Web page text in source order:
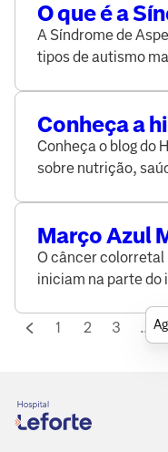
pediatra para o
infantil.
O que é a
Asperger?
A Síndrome de
tipos de autismo
no site do Grupo
Conheça a
do
Conheça o blog do
sobre nutrição,
Março Azul
colorretal
O câncer colorretal
iniciam na parte do
reto (parte final do
um dos tipos de
brasileiros. Saiba
1 2 3 ...